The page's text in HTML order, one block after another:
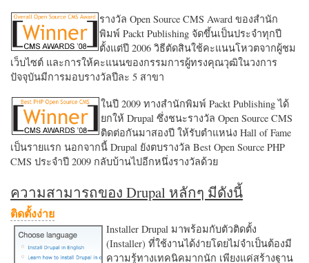
รางวัล Open Source CMS Award ของสำนัก
พิมพ์ Packt Publishing จัดขึ้นเป็นประจำทุกปี
ตั้งแต่ปี 2006 วิธีตัดสินใช้คะแนนโหวตจากผู้ชม
เว็บไซต์ และการให้คะแนนของกรรมการผู้ทรงคุณวุฒิในวงการ
ปัจจุบันมีการมอบรางวัลปีละ 5 สาขา
ในปี 2009 ทางสำนักพิมพ์ Packt Publishing ได้
ยกให้ Drupal ซึ่งชนะรางวัล Open Source CMS
ติดต่อกันมาสองปี ให้รับตำแหน่ง Hall of Fame
เป็นรายแรก นอกจากนี้ Drupal ยังตบรางวัล Best Open Source PHP
CMS ประจำปี 2009 กลับบ้านไปอีกหนึ่งรางวัลด้วย
ความสามารถของ Drupal หลักๆ มีดังนี้
ติดตั้งง่าย
Installer Drupal มาพร้อมกับตัวติดตั้ง
(Installer) ที่ใช้งานได้ง่ายโดยไม่จำเป็นต้องมี
ความรู้ทางเทคนิคมากนัก เพียงแค่สร้างฐาน